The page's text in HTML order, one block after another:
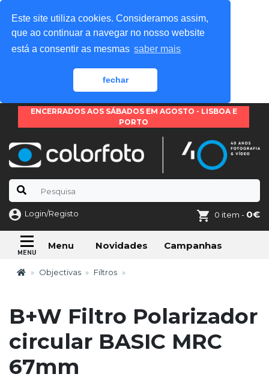
Este site utiliza cookies. Consideramos assim,
que ao continuar a navegar no nosso website
está a consentir as mesmas saber mais
fechar
ENCERRADOS AOS SÁBADOS EM AGOSTO - LISBOA E
PORTO
Login/Registo 0 item - 0€
Menu Novidades Campanhas
Objectivas Filtros
B+W Filtro Polarizador
circular BASIC MRC
67mm